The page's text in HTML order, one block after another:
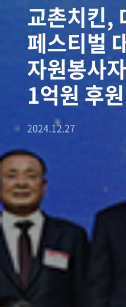
교촌치킨,
페스티벌
자원봉사
1억원 후원
2024.12.27